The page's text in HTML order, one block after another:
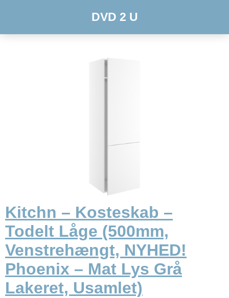
DVD 2 U
Kitchn – Kosteskab –
Todelt Låge (500mm,
Venstrehængt, NYHED!
Phoenix – Mat Lys Grå
Lakeret, Usamlet)